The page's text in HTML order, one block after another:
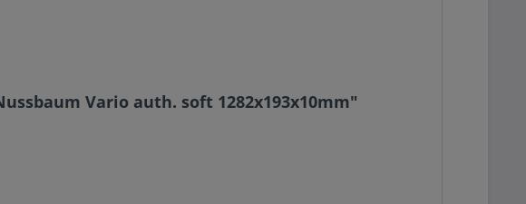
Vario auth. soft 1282x193x10mm"